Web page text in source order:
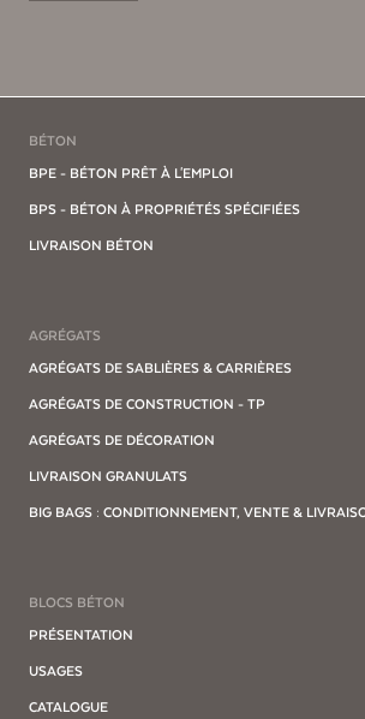
BÉTON
BPE - BÉTON PRÊT À L'EMPLOI
BPS - BÉTON À PROPRIÉTÉS SPÉCIFIÉES
LIVRAISON BÉTON
AGRÉGATS
AGRÉGATS DE SABLIÈRES & CARRIÈRES
AGRÉGATS DE CONSTRUCTION - TP
AGRÉGATS DE DÉCORATION
LIVRAISON GRANULATS
BIG BAGS : CONDITIONNEMENT, VENTE &
BLOCS BÉTON
PRÉSENTATION
USAGES
CATALOGUE